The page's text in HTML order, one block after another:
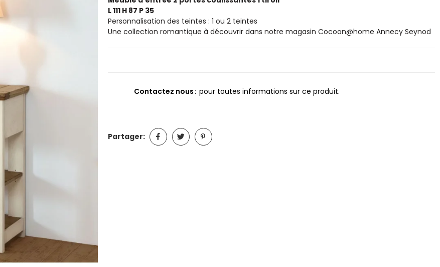
L 111 H 87 P 35
Personnalisation des teintes : 1 ou 2 teintes
Une collection romantique à découvrir dans notre magasin Cocoon@home Annecy Seynod
Contactez nous pour toutes informations sur ce produit.
Partager: